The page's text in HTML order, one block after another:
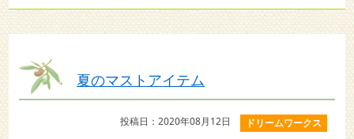
夏のマストアイテム
ドリームワークス
投稿日：2020年08月12日